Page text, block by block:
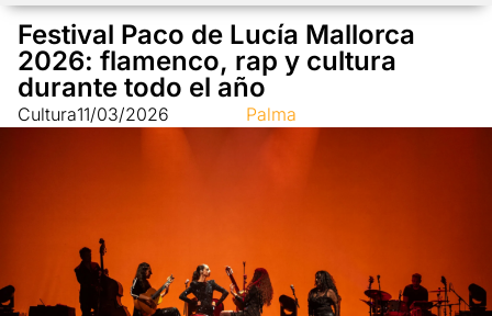
Festival Paco de Lucía Mallorca
2026: flamenco, rap y cultura
durante todo el año
Cultura11/03/2026 Palma